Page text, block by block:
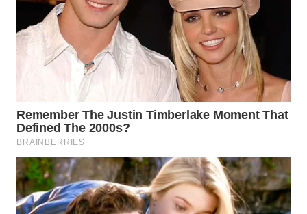
WN
TAPANULI
UTARA
WN
PADANG
LAWAS
WN
SUMEDANG